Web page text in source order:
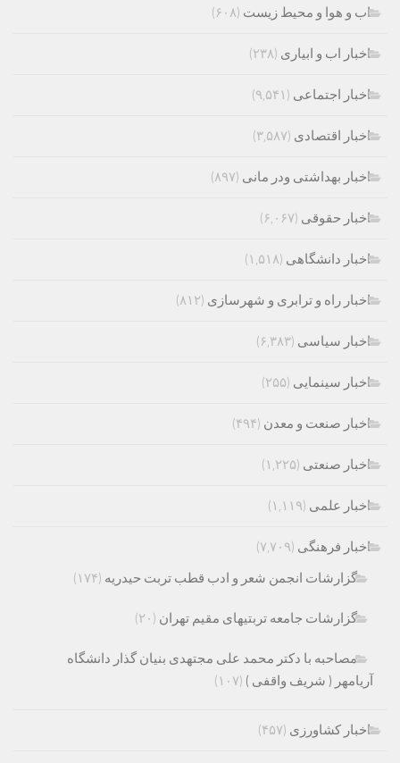
اب و هوا و محیط زیست (۶۰۸)
اخبار اب و ابیاری (۲۳۸)
اخبار اجتماعی (۹,۵۴۱)
اخبار اقتصادی (۳,۵۸۷)
اخبار بهداشتی ودر مانی (۸۹۷)
اخبار حقوقی (۶,۰۶۷)
اخبار دانشگاهی (۱,۵۱۸)
اخبار راه و ترابری و شهرسازی (۸۱۲)
اخبار سیاسی (۶,۳۸۳)
اخبار سینمایی (۲۵۵)
اخبار صنعت و معدن (۴۹۴)
اخبار صنعتی (۱,۲۲۵)
اخبار علمی (۱,۱۱۹)
اخبار فرهنگی (۷,۷۰۹)
گزارشات انجمن شعر و ادب قطب تربت حیدریه (۱۷۴)
گزارشات جامعه تربتیهای مقیم تهران (۲۰)
مصاحبه با دکتر محمد علی مجتهدی بنیان گذار دانشگاه
آریامهر ( شریف واقفی ) (۱۰۷)
اخبار کشاورزی (۴۵۷)